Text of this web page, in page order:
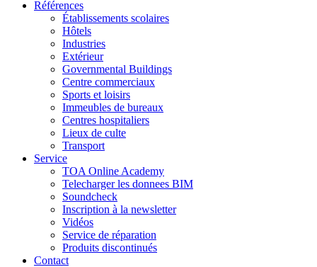
Références
Établissements scolaires
Hôtels
Industries
Extérieur
Governmental Buildings
Centre commerciaux
Sports et loisirs
Immeubles de bureaux
Centres hospitaliers
Lieux de culte
Transport
Service
TOA Online Academy
Telecharger les donnees BIM
Soundcheck
Inscription à la newsletter
Vidéos
Service de réparation
Produits discontinués
Contact